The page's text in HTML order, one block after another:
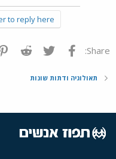
to reply here.
Share: פייסבוק Twitter
תאולוגיה ודתות שונות